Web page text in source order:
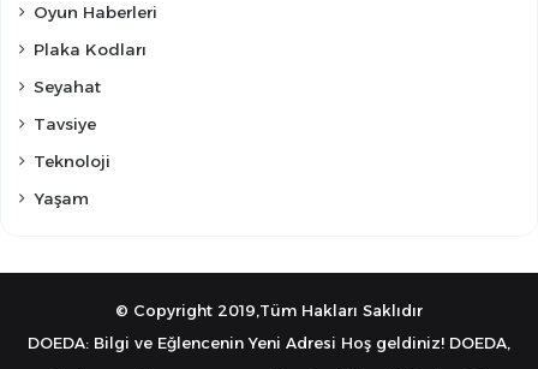
Oyun Haberleri
Plaka Kodları
Seyahat
Tavsiye
Teknoloji
Yaşam
© Copyright 2019,Tüm Hakları Saklıdır
DOEDA: Bilgi ve Eğlencenin Yeni Adresi Hoş geldiniz! DOEDA,